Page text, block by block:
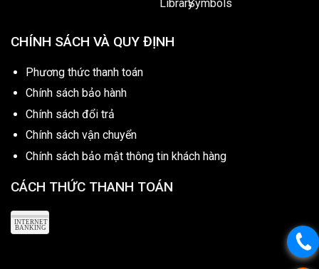
CHÍNH SÁCH VÀ QUY ĐỊNH
Phương thức thanh toán
Chính sách bảo hành
Chính sách đổi trả
Chính sách vận chuyển
Chính sách bảo mật thông tin khách hàng
CÁCH THỨC THANH TOÁN